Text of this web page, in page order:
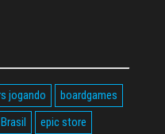
jogando
boardgames
epic store